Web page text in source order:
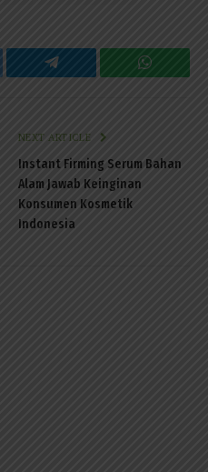
Telegram
NEXT ARTICLE
Instant Firming Serum Bahan
Alam Jawab Keinginan
Konsumen Kosmetik
Indonesia